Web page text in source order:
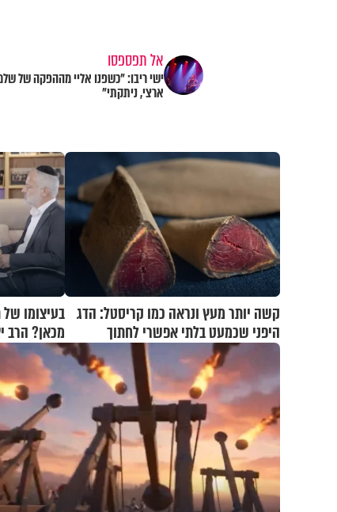
אל תפספסו
ישי ריבו: "כשפנו אליי מההפקה של
ארצי, ניתקתי"
קשה יותר מעץ ונראה כמו קריסטל: הדג
היפני שכמעט בלתי אפשרי לחתוך
בעיצומו
מכאן? הרב
מיוחדת